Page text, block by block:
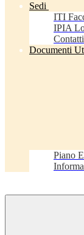
Sedi
ITI
IPIA
Contatti
Documenti
Piano